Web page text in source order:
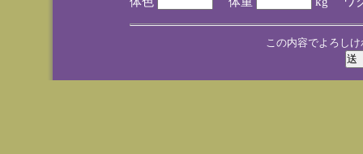
この内容でよろし